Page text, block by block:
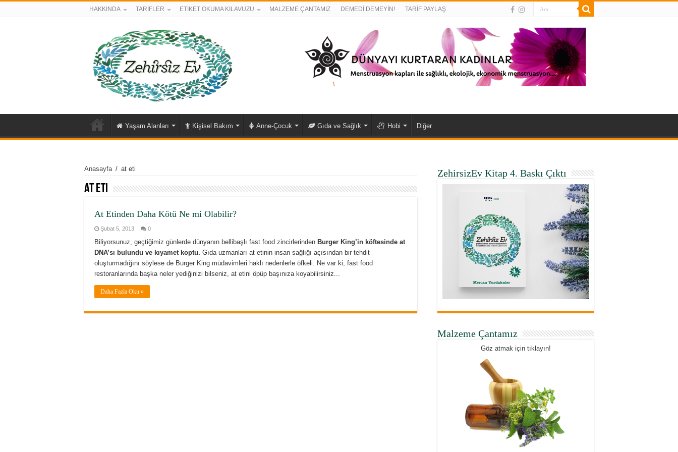
HAKKINDA TARİFLER ETİKET OKUMA KILAVUZU MALZEME ÇANTAMIZ DEMEDİ DEMEYİN! TARİF PAYLAŞ
Yaşam Alanları Kişisel Bakım Anne-Çocuk Gıda ve Sağlık Hobi Diğer
Anasayfa / at eti
at eti
At Etinden Daha Kötü Ne mi Olabilir?
Şubat 5, 2013 0
Biliyorsunuz, geçtiğimiz günlerde dünyanın bellibaşlı fast food zincirlerinden Burger King’in köftesinde at
DNA’sı bulundu ve kıyamet koptu. Gıda uzmanları at etinin insan sağlığı açısından bir tehdit
oluşturmadığını söylese de Burger King müdavimleri haklı nedenlerle öfkeli. Ne var ki, fast food
restoranlarında başka neler yediğinizi bilseniz, at etini öpüp başınıza koyabilirsiniz...
Daha Fazla Oku »
ZehirsizEv Kitap 4. Baskı Çıktı
Malzeme Çantamız
Göz atmak için tıklayın!